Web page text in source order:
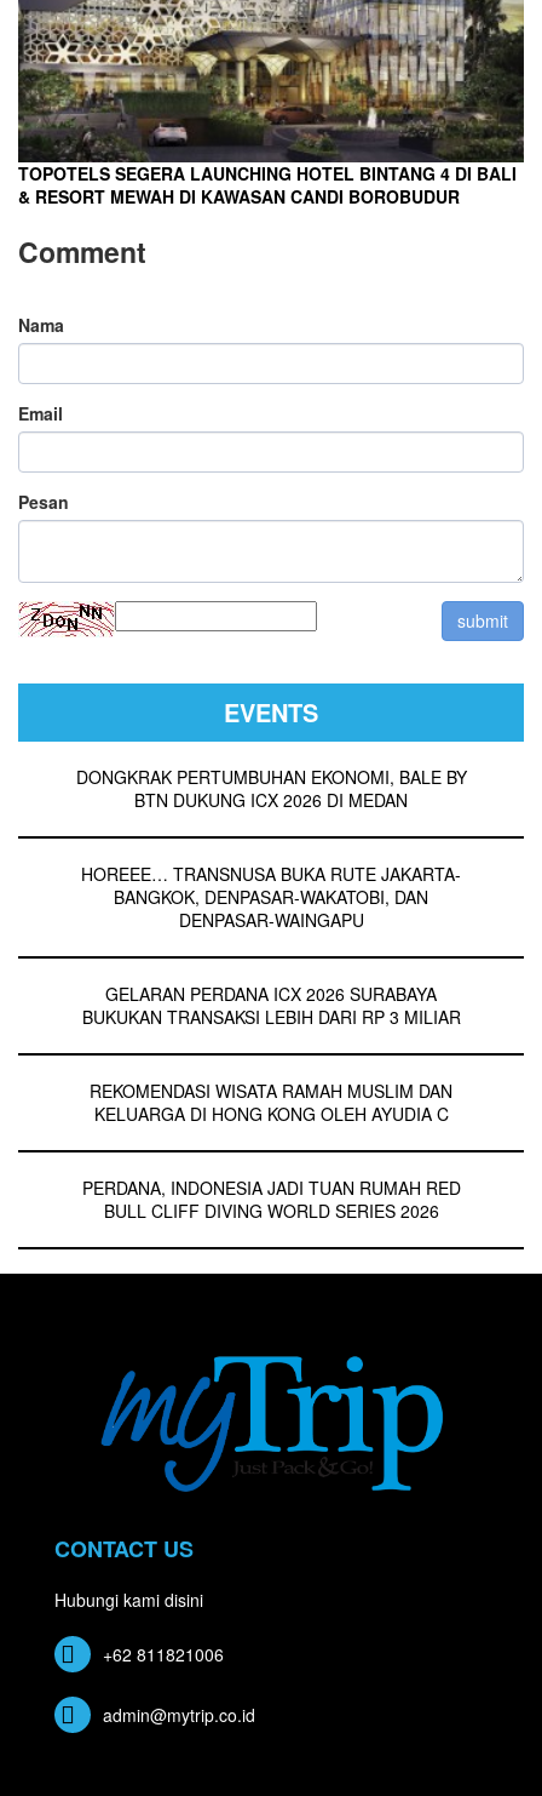
TOPOTELS SEGERA LAUNCHING HOTEL BINTANG 4 DI BALI
& RESORT MEWAH DI KAWASAN CANDI BOROBUDUR
Comment
Nama
Email
Pesan
EVENTS
DONGKRAK PERTUMBUHAN EKONOMI, BALE BY
BTN DUKUNG ICX 2026 DI MEDAN
HOREEE… TRANSNUSA BUKA RUTE JAKARTA-
BANGKOK, DENPASAR-WAKATOBI, DAN
DENPASAR-WAINGAPU
GELARAN PERDANA ICX 2026 SURABAYA
BUKUKAN TRANSAKSI LEBIH DARI RP 3 MILIAR
REKOMENDASI WISATA RAMAH MUSLIM DAN
KELUARGA DI HONG KONG OLEH AYUDIA C
PERDANA, INDONESIA JADI TUAN RUMAH RED
BULL CLIFF DIVING WORLD SERIES 2026
CONTACT US
Hubungi kami disini
+62 811821006
admin@mytrip.co.id